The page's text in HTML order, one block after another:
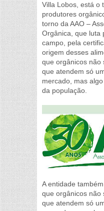
Villa Lobos, está o
produtores
torno da AAO –
Orgânica, que luta
campo, pela
origem desses
que orgânicos não
que atendem só
mercado, mas
da população.
A entidade
que orgânicos não
que atendem só